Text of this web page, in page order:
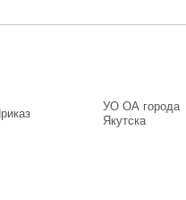
УО ОА города
Якутска